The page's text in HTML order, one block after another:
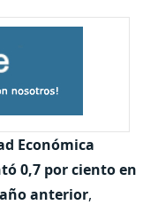
Económica
0,7 por ciento en
anterior,